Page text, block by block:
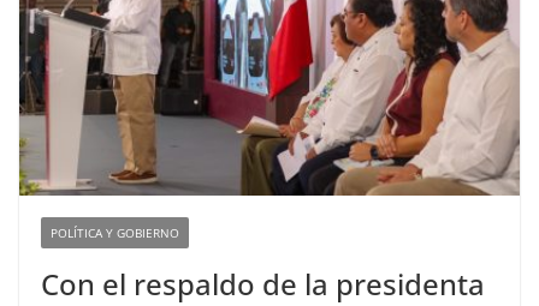
POLÍTICA Y GOBIERNO
Con el respaldo de la presidenta